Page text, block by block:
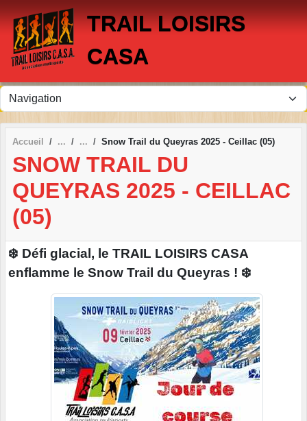
TRAIL LOISIRS
CASA
Accueil Snow Trail du Queyras 2025 - Ceillac (05)
SNOW TRAIL DU
QUEYRAS 2025 - CEILLAC
(05)
❄️ Défi glacial, le TRAIL LOISIRS CASA
enflamme le Snow Trail du Queyras ! ❄️
Panneau de gestion des cookies